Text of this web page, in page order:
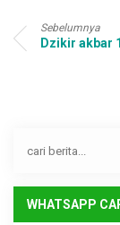
Sebelumnya
Dzikir akbar
WHATSAPP